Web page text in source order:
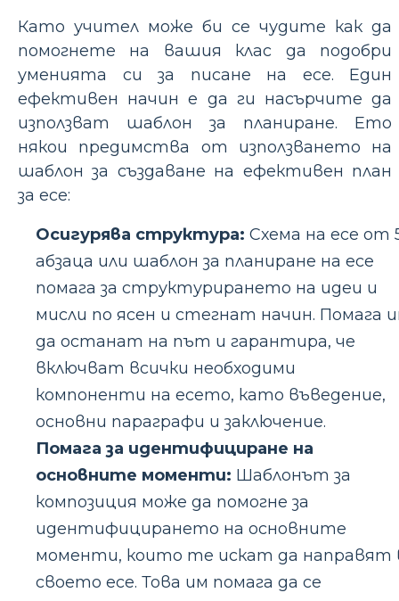
Като учител може би се чудите как да
помогнете на вашия клас да подобри
уменията си за писане на есе. Един
ефективен начин е да ги насърчите да
използват шаблон за планиране. Ето
някои предимства от използването на
шаблон за създаване на ефективен план
за есе:
Осигурява структура: Схема на есе от
абзаца или шаблон за планиране на есе
помага за структурирането на идеи и
мисли по ясен и стегнат начин. Помага
да останат на път и гарантира, че
включват всички необходими
компоненти на есето, като въведение,
основни параграфи и заключение.
Помага за идентифициране на
основните моменти: Шаблонът за
композиция може да помогне за
идентифицирането на основните
моменти, които те искат да направят
своето есе. Това им помага да се